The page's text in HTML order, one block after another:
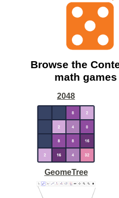
Browse the
math
2048
GeomeTree